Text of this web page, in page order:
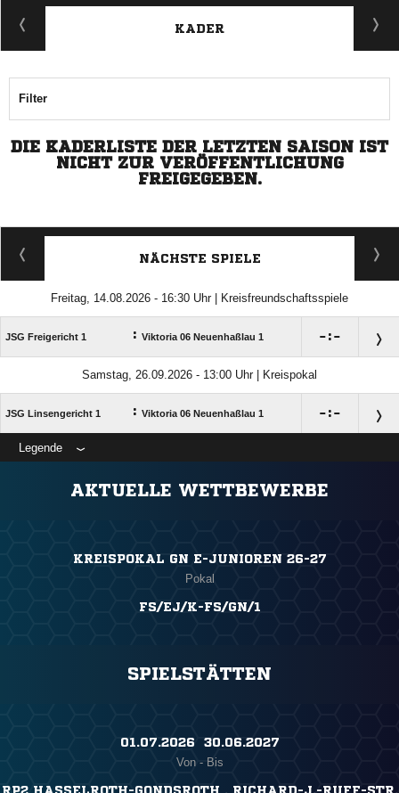
ANZEIGE
KADER
Filter
DIE KADERLISTE DER LETZTEN SAISON IST
NICHT ZUR VERÖFFENTLICHUNG
FREIGEGEBEN.
NÄCHSTE SPIELE
Freitag, 14.08.2026 - 16:30 Uhr | Kreisfreundschaftsspiele
JSG Freigericht 1 : Viktoria 06 Neuenhaßlau 1 :
Samstag, 26.09.2026 - 13:00 Uhr | Kreispokal
JSG Linsengericht 1 : Viktoria 06 Neuenhaßlau 1 :
Legende
AKTUELLE WETTBEWERBE
KREISPOKAL GN E-JUNIOREN 26-27
Pokal
FS/EJ/K-FS/GN/1
SPIELSTÄTTEN
01.07.2026 ​ 30.06.2027
Von - Bis